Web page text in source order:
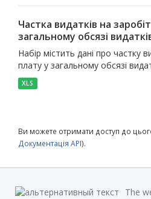
Частка видатків на
загальному обсязі
Набір містить дані про частку
плату у загальному обсязі
XLS
Ви можете отримати доступ до
Документація API).
The